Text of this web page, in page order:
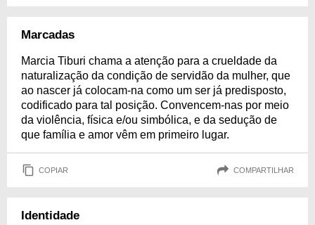
Marcadas
Marcia Tiburi chama a atenção para a crueldade da
naturalização da condição de servidão da mulher, que
ao nascer já colocam-na como um ser já predisposto,
codificado para tal posição. Convencem-nas por meio
da violência, física e/ou simbólica, e da sedução de
que família e amor vêm em primeiro lugar.
COPIAR COMPARTILHAR
Identidade